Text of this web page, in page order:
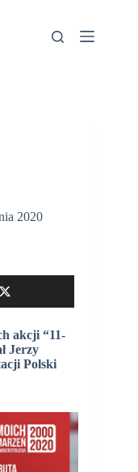
2020
akcji “11-
Jerzy
Polski